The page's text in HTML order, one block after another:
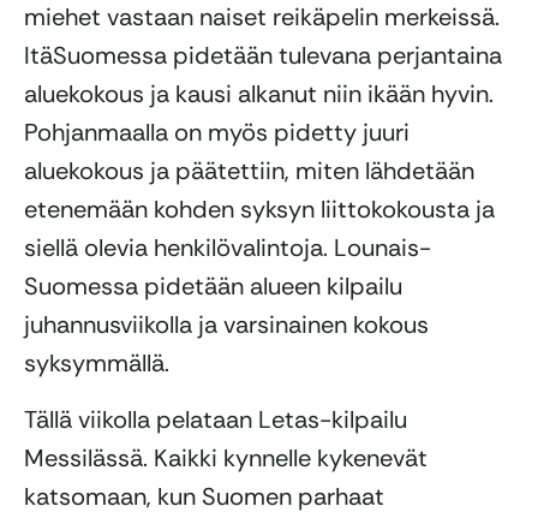
miehet vastaan naiset reikäpelin merkeissä.
ItäSuomessa pidetään tulevana perjantaina
aluekokous ja kausi alkanut niin ikään hyvin.
Pohjanmaalla on myös pidetty juuri
aluekokous ja päätettiin, miten lähdetään
etenemään kohden syksyn liittokokousta ja
siellä olevia henkilövalintoja. Lounais-
Suomessa pidetään alueen kilpailu
juhannusviikolla ja varsinainen kokous
syksymmällä.
Tällä viikolla pelataan Letas-kilpailu
Messilässä. Kaikki kynnelle kykenevät
katsomaan, kun Suomen parhaat